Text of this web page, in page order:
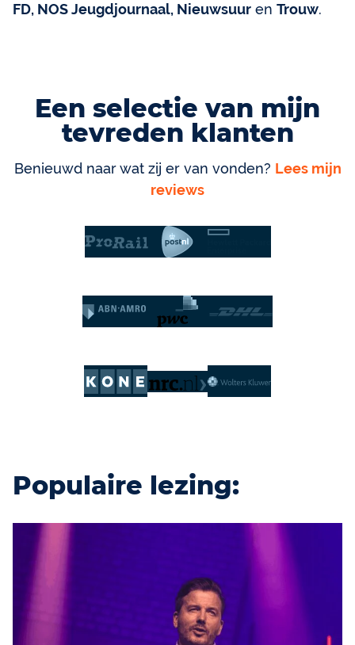
FD, NOS Jeugdjournaal, Nieuwsuur en Trouw.
Een selectie van mijn
tevreden klanten
Benieuwd naar wat zij er van vonden? Lees mijn
reviews
Populaire lezing: